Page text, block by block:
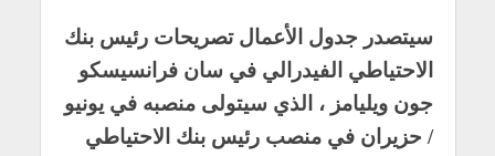
سيتصدر جدول الأعمال تصريحات رئيس بنك
الاحتياطي الفيدرالي في سان فرانسيسكو
جون ويليامز ، الذي سيتولى منصبه في يونيو
/ حزيران في منصب رئيس بنك الاحتياطي